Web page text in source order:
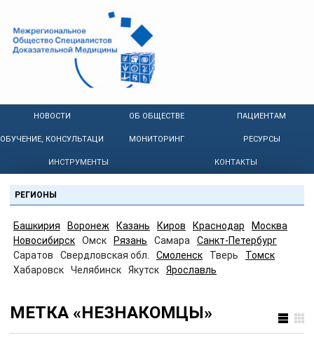
НОВОСТИ ОБ ОБЩЕСТВЕ ПАЦИЕНТАМ
ОБУЧЕНИЕ, КОНСУЛЬТАЦИИ МОНИТОРИНГ РЕСУРСЫ
ИНСТРУМЕНТЫ КОНТАКТЫ
РЕГИОНЫ
Башкирия Воронеж Казань Киров Краснодар
Москва
Новосибирск
Омск Рязань Самара
Санкт-Петербург
Саратов
Свердловская обл. Смоленск Тверь
Томск
Хабаровск
Челябинск Якутск Ярославль
МЕТКА «НЕЗНАКОМЦЫ»